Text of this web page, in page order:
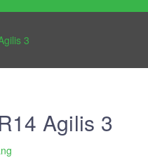
3
Agilis 3